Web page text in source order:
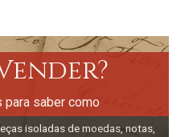
para saber como
isoladas de moedas, notas,